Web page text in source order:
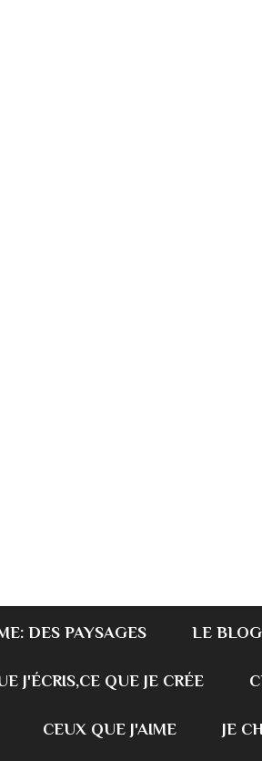
DES PAYSAGES LE
J'ÉCRIS,CE QUE JE CRÉE
CEUX QUE J'AIME JE